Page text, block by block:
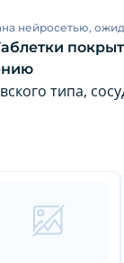
нейросетью,
типа,